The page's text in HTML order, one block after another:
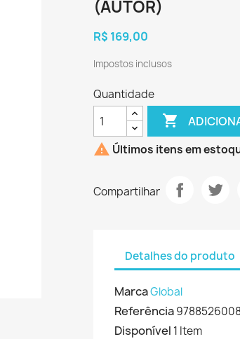
(AUTOR)
R$ 169,00
Impostos inclusos
Quantidade

 Últimos itens em
Compartilhar
Detalhes do produto
MarcaGlobal
Referência
Disponível 1 Item